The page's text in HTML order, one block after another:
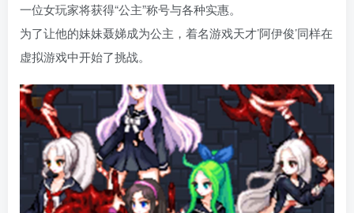
一位女玩家将获得“公主”称号与各种实惠。
为了让他的妹妹聂娣成为公主，着名游戏天才’阿伊俊’同样在
虚拟游戏中开始了挑战。